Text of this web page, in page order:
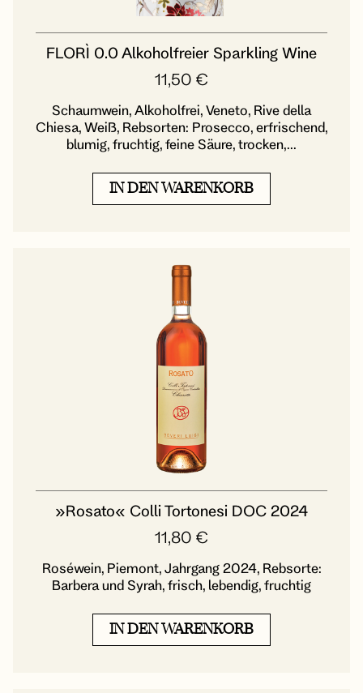
FLORÌ 0.0 Alkoholfreier Sparkling Wine
11,50 €
Schaumwein, Alkoholfrei, Veneto, Rive della
Chiesa, Weiß, Rebsorten: Prosecco, erfrischend,
blumig, fruchtig, feine Säure, trocken,...
IN DEN WARENKORB
»Rosato« Colli Tortonesi DOC 2024
11,80 €
Roséwein, Piemont, Jahrgang 2024, Rebsorte:
Barbera und Syrah, frisch, lebendig, fruchtig
IN DEN WARENKORB